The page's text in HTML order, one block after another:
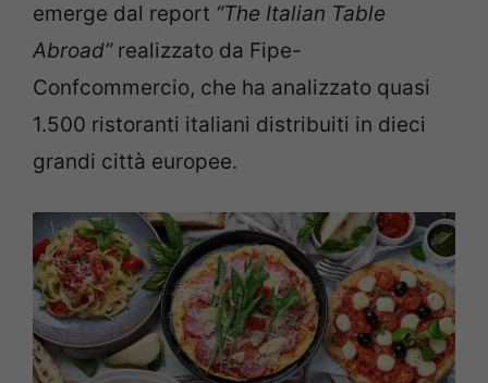
emerge dal report “The Italian Table
Abroad”realizzato da Fipe-
Confcommercio, che ha analizzato quasi
1.500 ristoranti italiani distribuiti in dieci
grandi città europee.